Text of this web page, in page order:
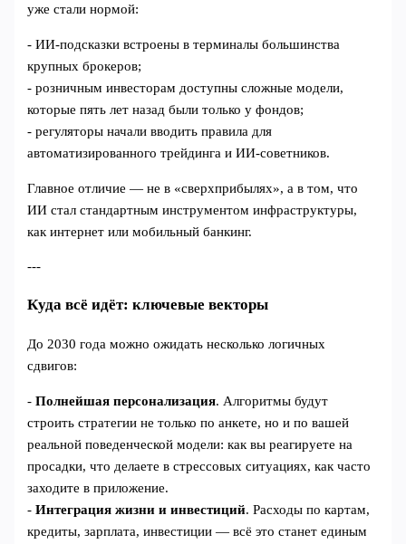
уже стали нормой:
- ИИ‑подсказки встроены в терминалы большинства
крупных брокеров;
- розничным инвесторам доступны сложные модели,
которые пять лет назад были только у фондов;
- регуляторы начали вводить правила для
автоматизированного трейдинга и ИИ‑советников.
Главное отличие — не в «сверхприбылях», а в том, что
ИИ стал стандартным инструментом инфраструктуры,
как интернет или мобильный банкинг.
---
Куда всё идёт: ключевые векторы
До 2030 года можно ожидать несколько логичных
сдвигов:
-Полнейшая персонализация. Алгоритмы будут
строить стратегии не только по анкете, но и по вашей
реальной поведенческой модели: как вы реагируете на
просадки, что делаете в стрессовых ситуациях, как часто
заходите в приложение.
-Интеграция жизни и инвестиций. Расходы по картам,
кредиты, зарплата, инвестиции — всё это станет единым